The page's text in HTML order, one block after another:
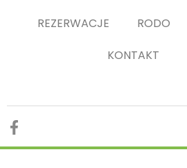
REZERWACJE
RODO
KONTAKT